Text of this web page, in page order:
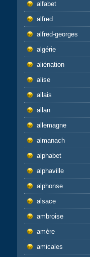
alfabet
alfred
alfred-georges
algérie
aliénation
alise
allais
allan
allemagne
almanach
alphabet
alphaville
alphonse
alsace
ambroise
amère
amicales